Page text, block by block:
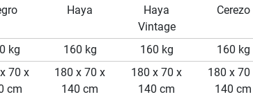
Haya
Haya
Vintage
Cerezo
kg 160 kg 160 kg
160 kg
70 x
cm
180 x 70 x
140 cm
180 x 70 x
140 cm
180 x 70
140 cm